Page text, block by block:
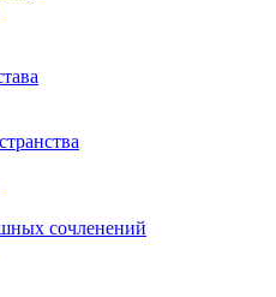
сочленений